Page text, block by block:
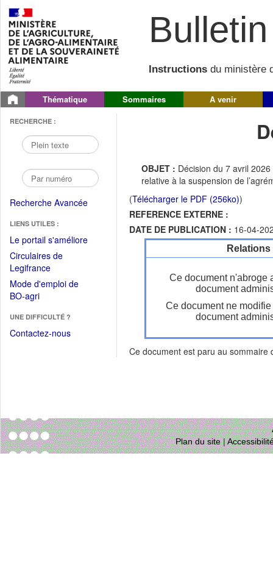
Instructions du ministère
Thématique Sommaires A venir
RECHERCHE :
Recherche Avancée
LIENS UTILES :
Le portail s'améliore(Fichier
Circulaires de
Legifrance(Ouvrir
dans
une
fenêtre)
Mode d'emploi de
BO-agri(Ouvrir
une
nouvelle
UNE DIFFICULTÉ ?
Contactez-nous
OBJET : Décision du 7 avril
relative à la suspension de
(Télécharger le PDF (256ko))
REFERENCE EXTERNE :
DATE DE PUBLICATION : 16-04-
Ce document n'abroge
document
Ce document ne
document
Ce document est paru au sommaire
Plan du site|